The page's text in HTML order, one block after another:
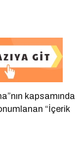
kapsamında
“İçerik